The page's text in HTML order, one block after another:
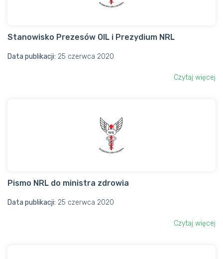
Stanowisko Prezesów OIL i Prezydium NRL
Data publikacji: 25 czerwca 2020
Czytaj więcej
Pismo NRL do ministra zdrowia
Data publikacji: 25 czerwca 2020
Czytaj więcej